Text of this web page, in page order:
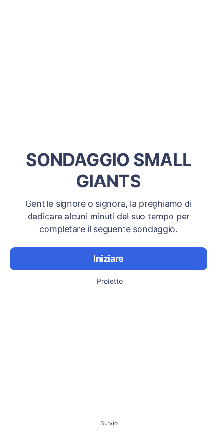
SONDAGGIO SMALL
GIANTS
Gentile signore o signora, la preghiamo di
dedicare alcuni minuti del suo tempo per
completare il seguente sondaggio.
Iniziare
Protetto
Survio